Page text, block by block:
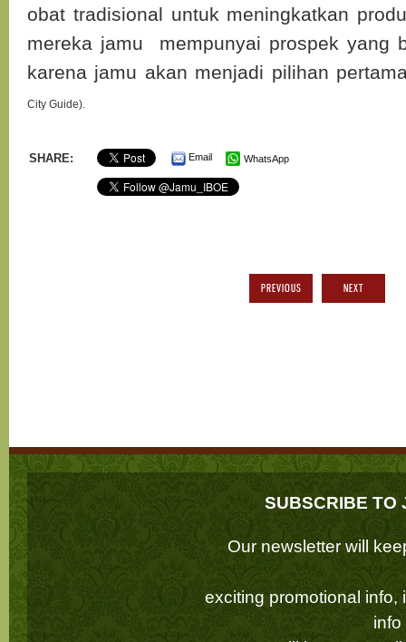
obat tradisional untuk meningkatkan
mereka jamu mempunyai prospek yang
karena jamu akan menjadi pilihan
City Guide).
SHARE: Email WhatsApp
PREVIOUS NEXT
SUBSCRIBE TO
Our newsletter will
exciting promotional info,
info